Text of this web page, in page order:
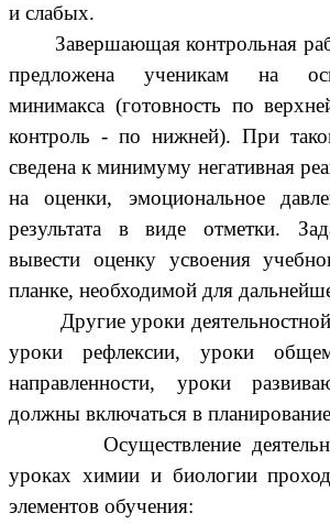
и слабых.
Завершающая контрольная
предложена ученикам на
минимакса (готовность по
контроль - по нижней). При
сведена к минимуму негативная
на оценки, эмоциональное
результата в виде отметки.
вывести оценку усвоения
планке, необходимой для
Другие уроки деятельностной
уроки рефлексии, уроки
направленности, уроки
должны включаться в
Осуществление
уроках химии и биологии
элементов обучения: